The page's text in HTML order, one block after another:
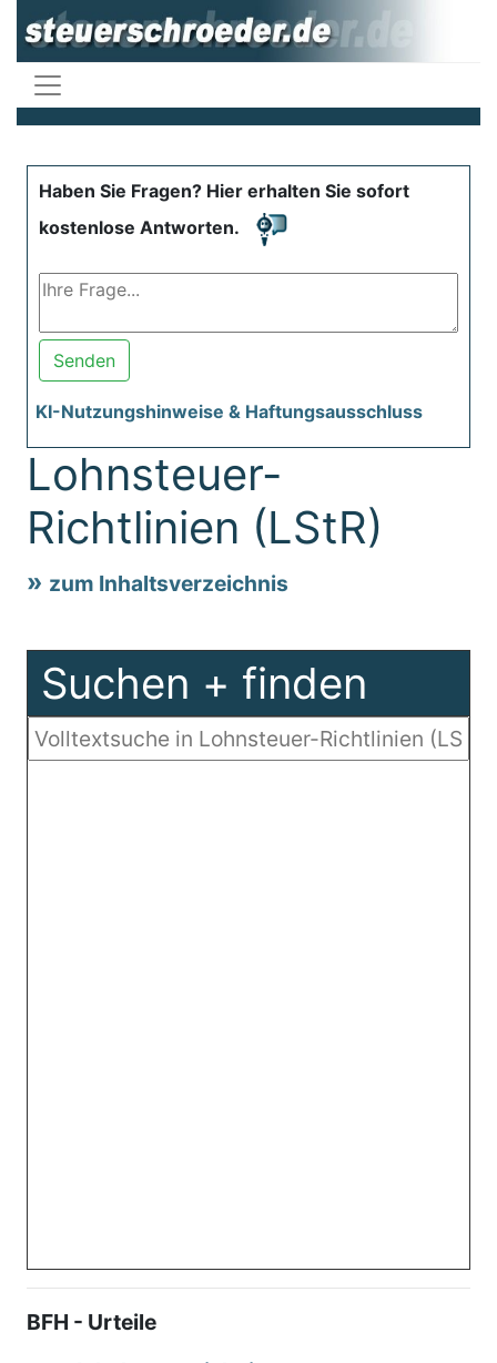
Haben Sie Fragen? Hier erhalten Sie sofort
kostenlose Antworten.
Senden
KI-Nutzungshinweise & Haftungsausschluss
Lohnsteuer-
Richtlinien (LStR)
zum Inhaltsverzeichnis
Suchen + finden
BFH - Urteile